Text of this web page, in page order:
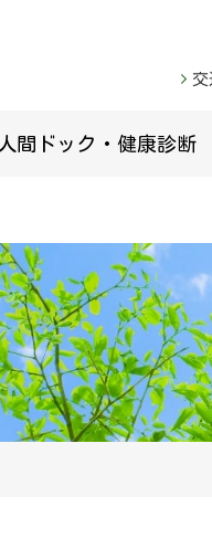
人間ドック・健康診断